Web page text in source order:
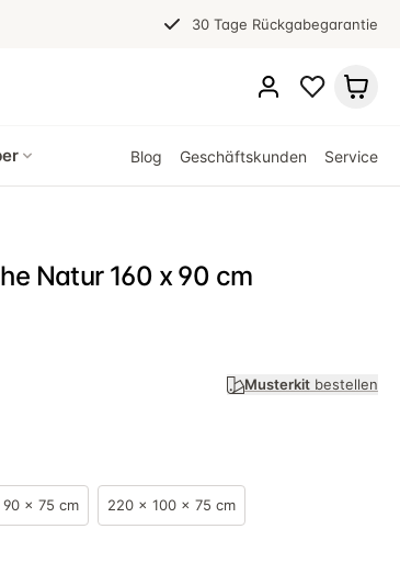
30 Tage Rückgabegarantie
Blog Geschäftskunden Service
Natur 160 x 90 cm
Musterkitbestellen
x 75 cm 220 x 100 x 75 cm